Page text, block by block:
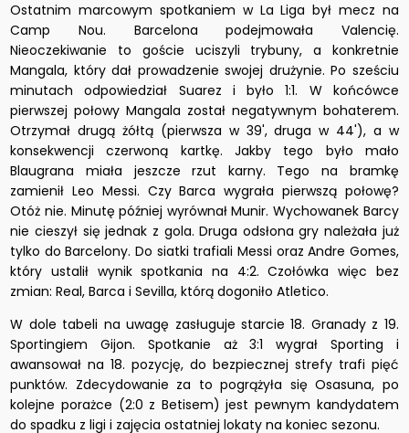
Ostatnim marcowym spotkaniem w La Liga był mecz na
Camp Nou. Barcelona podejmowała Valencię.
Nieoczekiwanie to goście uciszyli trybuny, a konkretnie
Mangala, który dał prowadzenie swojej drużynie. Po sześciu
minutach odpowiedział Suarez i było 1:1. W końcówce
pierwszej połowy Mangala został negatywnym bohaterem.
Otrzymał drugą żółtą (pierwsza w 39', druga w 44'), a w
konsekwencji czerwoną kartkę. Jakby tego było mało
Blaugrana miała jeszcze rzut karny. Tego na bramkę
zamienił Leo Messi. Czy Barca wygrała pierwszą połowę?
Otóż nie. Minutę później wyrównał Munir. Wychowanek Barcy
nie cieszył się jednak z gola. Druga odsłona gry należała już
tylko do Barcelony. Do siatki trafiali Messi oraz Andre Gomes,
który ustalił wynik spotkania na 4:2. Czołówka więc bez
zmian: Real, Barca i Sevilla, którą dogoniło Atletico.
W dole tabeli na uwagę zasługuje starcie 18. Granady z 19.
Sportingiem Gijon. Spotkanie aż 3:1 wygrał Sporting i
awansował na 18. pozycję, do bezpiecznej strefy trafi pięć
punktów. Zdecydowanie za to pogrążyła się Osasuna, po
kolejne porażce (2:0 z Betisem) jest pewnym kandydatem
do spadku z ligi i zajęcia ostatniej lokaty na koniec sezonu.